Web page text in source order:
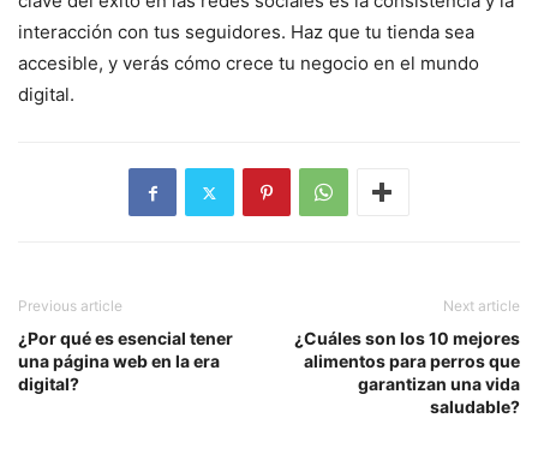
interacción con tus seguidores. Haz que tu tienda sea
accesible, y verás cómo crece tu negocio en el mundo
digital.
Previous article
¿Por qué es esencial tener
una página web en la era
digital?
Next article
¿Cuáles son los 10 mejores
alimentos para perros que
garantizan una vida
saludable?